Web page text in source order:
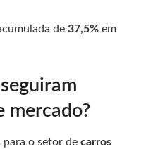
de37,5% em
mercado?
para o setor de carros